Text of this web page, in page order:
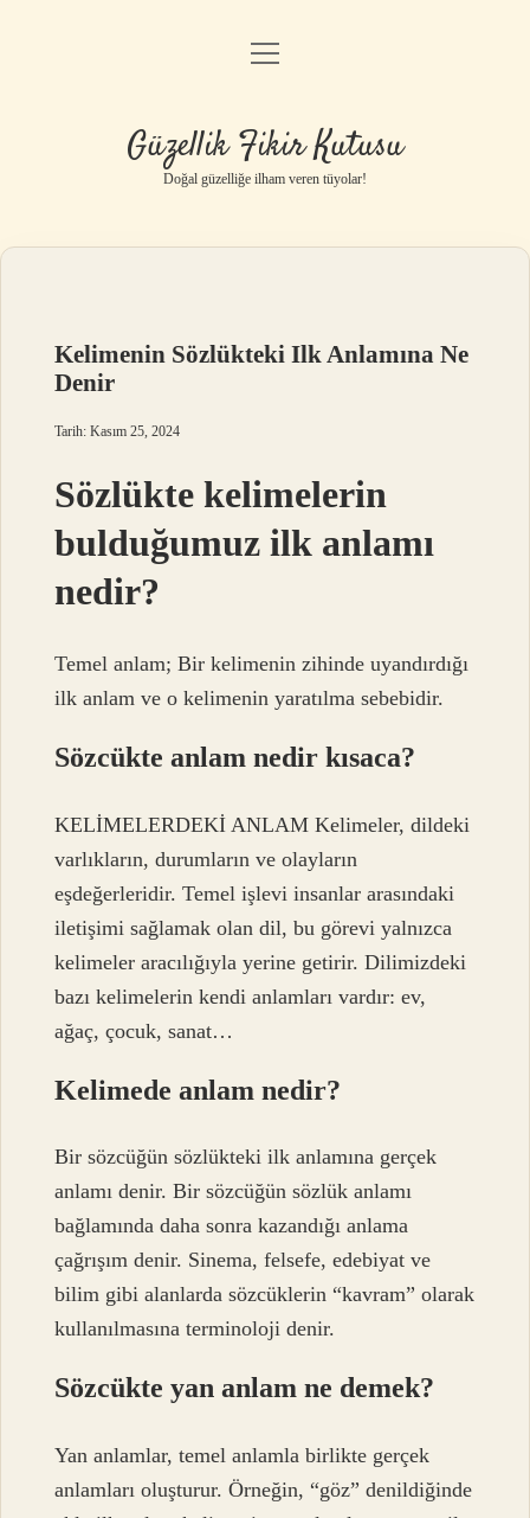
Anasayfa
Yasal Uyarı
menüyü
Güzellik Fikir Kutusu
Doğal güzelliğe ilham veren tüyolar!
Kelimenin Sözlükteki Ilk Anlamına Ne
Denir
Tarih: Kasım 25, 2024
Sözlükte kelimelerin
bulduğumuz ilk anlamı
nedir?
Temel anlam; Bir kelimenin zihinde uyandırdığı
ilk anlam ve o kelimenin yaratılma sebebidir.
Sözcükte anlam nedir kısaca?
KELİMELERDEKİ ANLAM Kelimeler, dildeki
varlıkların, durumların ve olayların
eşdeğerleridir. Temel işlevi insanlar arasındaki
iletişimi sağlamak olan dil, bu görevi yalnızca
kelimeler aracılığıyla yerine getirir. Dilimizdeki
bazı kelimelerin kendi anlamları vardır: ev,
ağaç, çocuk, sanat…
Kelimede anlam nedir?
Bir sözcüğün sözlükteki ilk anlamına gerçek
anlamı denir. Bir sözcüğün sözlük anlamı
bağlamında daha sonra kazandığı anlama
çağrışım denir. Sinema, felsefe, edebiyat ve
bilim gibi alanlarda sözcüklerin “kavram” olarak
kullanılmasına terminoloji denir.
Sözcükte yan anlam ne demek?
Yan anlamlar, temel anlamla birlikte gerçek
anlamları oluşturur. Örneğin, “göz” denildiğinde